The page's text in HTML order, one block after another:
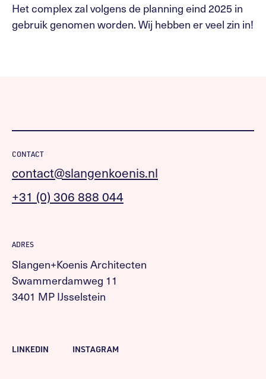
Het complex zal volgens de planning eind 2025 in
gebruik genomen worden. Wij hebben er veel zin in!
CONTACT
contact@slangenkoenis.nl
+31 (0) 306 888 044
ADRES
Slangen+Koenis Architecten
Swammerdamweg 11
3401 MP IJsselstein
LINKEDIN INSTAGRAM